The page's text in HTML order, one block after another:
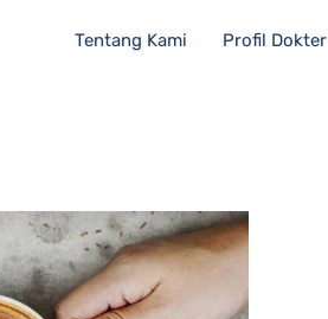
Tentang Kami Profil Dokter